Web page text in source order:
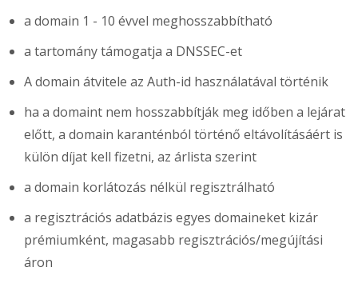
a domain 1 - 10 évvel meghosszabbítható
a tartomány támogatja a DNSSEC-et
A domain átvitele az Auth-id használatával történik
ha a domaint nem hosszabbítják meg időben a lejárat
előtt, a domain karanténból történő eltávolításáért is
külön díjat kell fizetni, az árlista szerint
a domain korlátozás nélkül regisztrálható
a regisztrációs adatbázis egyes domaineket kizár
prémiumként, magasabb regisztrációs/megújítási
áron